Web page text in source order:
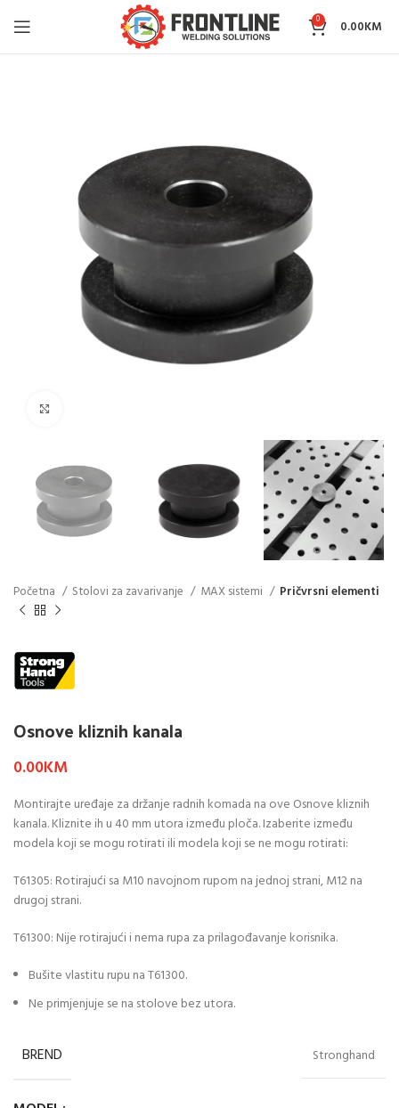
0 0.00KM
Početna Stolovi za zavarivanje MAX sistemi Pričvrsni elementi
Osnove kliznih kanala
0.00KM
Montirajte uređaje za držanje radnih komada na ove Osnove kliznih
kanala. Kliznite ih u 40 mm utora između ploča. Izaberite između
modela koji se mogu rotirati ili modela koji se ne mogu rotirati:
T61305: Rotirajući sa M10 navojnom rupom na jednoj strani, M12 na
drugoj strani.
T61300: Nije rotirajući i nema rupa za prilagođavanje korisnika.
Bušite vlastitu rupu na T61300.
Ne primjenjuje se na stolove bez utora.
BREND Stronghand